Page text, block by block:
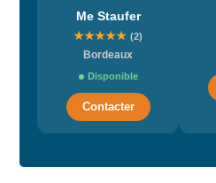
Me Staufer
★★★★★ (2)
Bordeaux
Disponible
Contacter